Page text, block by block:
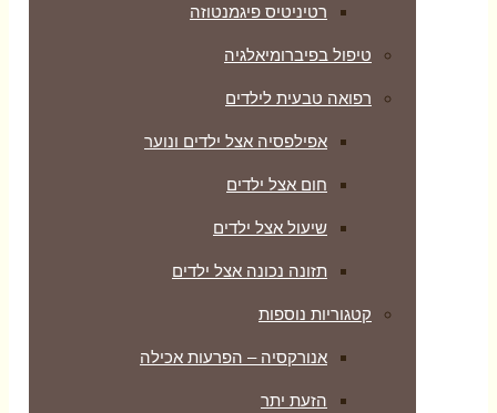
רטיניטיס פיגמנטוזה
טיפול בפיברומיאלגיה
רפואה טבעית לילדים
אפילפסיה אצל ילדים ונוער
חום אצל ילדים
שיעול אצל ילדים
תזונה נכונה אצל ילדים
קטגוריות נוספות
אנורקסיה – הפרעות אכילה
הזעת יתר